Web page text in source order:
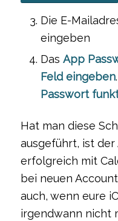
Die E-
eingeben
Das App
Feld eingeben
Passwort
Hat man diese
ausgeführt, ist
erfolgreich mit
bei neuen
auch, wenn eure
irgendwann nicht